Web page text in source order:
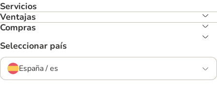
Servicios
Ventajas
Compras
Seleccionar país
España / es